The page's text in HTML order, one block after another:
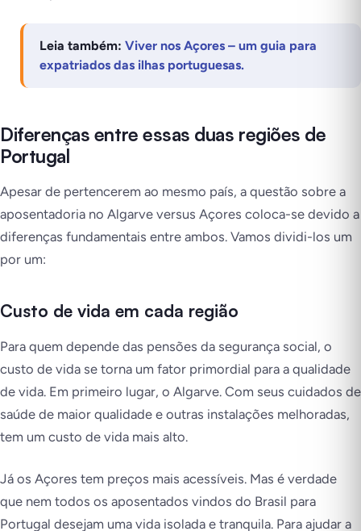
Leia também: Viver nos Açores – um guia para
expatriados das ilhas portuguesas.
Diferenças entre essas duas regiões de
Portugal
Apesar de pertencerem ao mesmo país, a questão sobre a
aposentadoria no Algarve versus Açores coloca-se devido a
diferenças fundamentais entre ambos. Vamos dividi-los um
por um:
Custo de vida em cada região
Para quem depende das pensões da segurança social, o
custo de vida se torna um fator primordial para a qualidade
de vida. Em primeiro lugar, o Algarve. Com seus cuidados de
saúde de maior qualidade e outras instalações melhoradas,
tem um custo de vida mais alto.
Já os Açores tem preços mais acessíveis. Mas é verdade
que nem todos os aposentados vindos do Brasil para
Portugal desejam uma vida isolada e tranquila. Para ajudar a